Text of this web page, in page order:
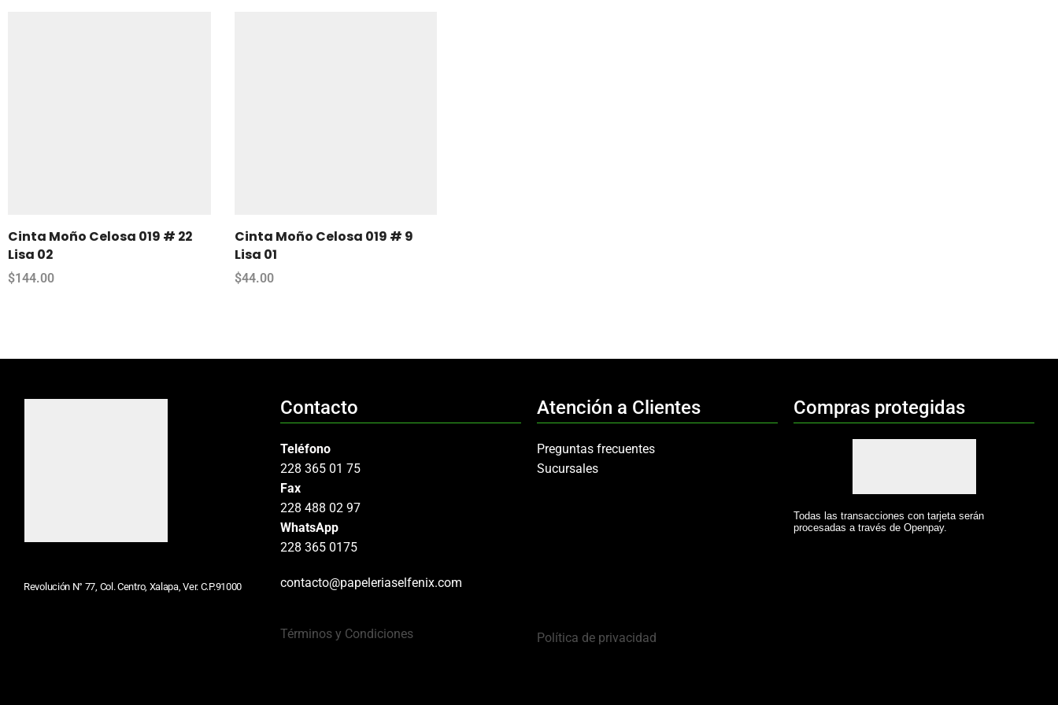
Cinta Moño Celosa 019 # 22
Lisa 02
$144.00
Cinta Moño Celosa 019 # 9
Lisa 01
$44.00
Revolución N° 77, Col. Centro, Xalapa, Ver. C.P.91000
Contacto
Teléfono
228 365 01 75
Fax
228 488 02 97
WhatsApp
228 365 0175
contacto@papeleriaselfenix.com
Términos y Condiciones
Atención a Clientes
Preguntas frecuentes
Sucursales
Política de privacidad
Compras protegidas
Todas las transacciones con tarjeta serán
procesadas a través de Openpay.